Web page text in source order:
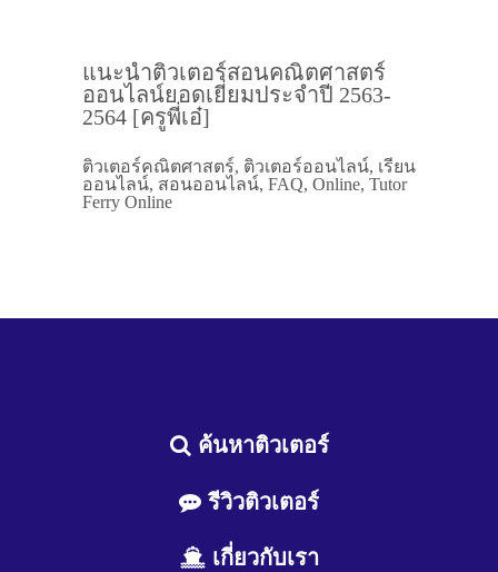
แนะนำติวเตอร์สอนคณิตศาสตร์
ออนไลน์ยอดเยี่ยมประจำปี 2563-
2564 [ครูพี่เอ๋]
ติวเตอร์คณิตศาสตร์, ติวเตอร์ออนไลน์, เรียน
ออนไลน์, สอนออนไลน์, FAQ, Online, Tutor
Ferry Online
ค้นหาติวเตอร์
รีวิวติวเตอร์
เกี่ยวกับเรา